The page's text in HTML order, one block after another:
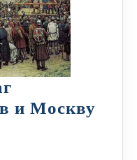
и Москву